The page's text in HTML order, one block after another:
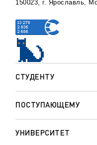
СТУДЕНТУ
ПОСТУПАЮЩЕМУ
УНИВЕРСИТЕТ
150023, г. Ярославль,